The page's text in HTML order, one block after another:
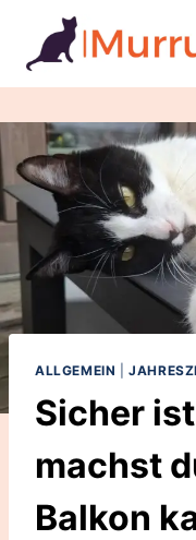
Inhalt
springen
ALLGEMEIN |
Sicher
machst
Balkon